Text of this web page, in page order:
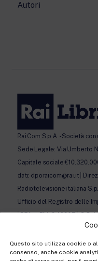
Questo sito utilizza cookie o
consenso, anche cookie
Autori
Rai Com S.p.A. - Società
Sede Legale: Via Umberto
Capitale sociale
dati: dporaicom@rai.it |
Radiotelevisione italiana
Ufficio del Registro delle
| REA n. RM- 949207 | ©